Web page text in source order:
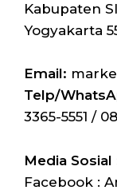
Kabupaten
Yogyakarta
Email:
Telp/
3365-5551 /
Media Sosial
Facebook :